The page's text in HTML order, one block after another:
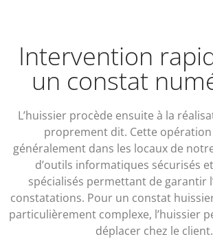
Intervention
un constat
L’huissier procède ensuite à la
proprement dit. Cette opération
généralement dans les locaux de
d’outils informatiques sécurisés
spécialisés permettant de garantir
constatations. Pour un constat
particulièrement complexe, l’huissier
déplacer chez le client.